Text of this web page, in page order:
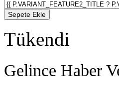
Sepete Ekle
Tükendi
Gelince Haber